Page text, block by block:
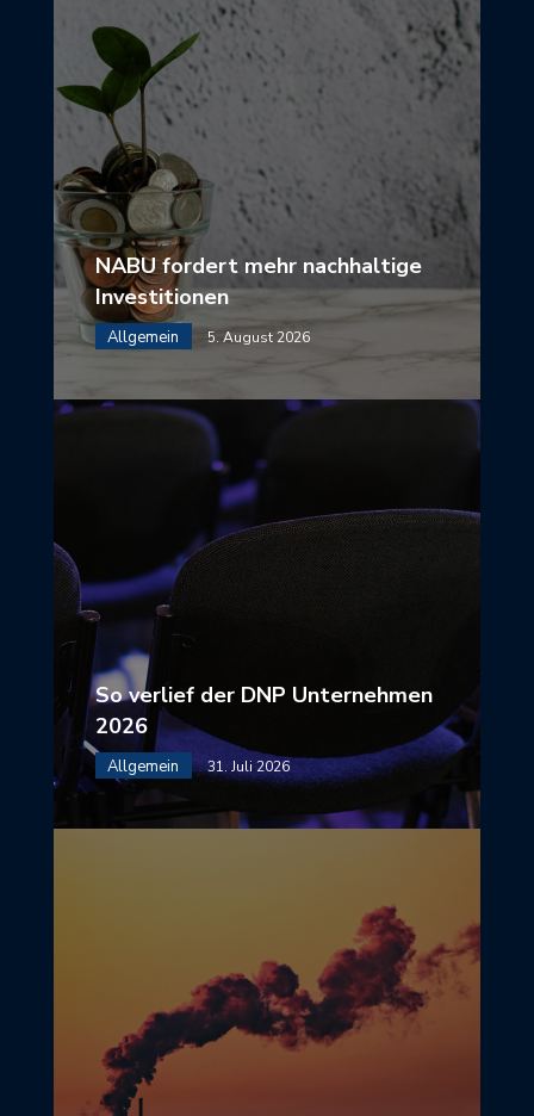
NABU fordert mehr nachhaltige
Investitionen
Allgemein 5. August 2026
So verlief der DNP Unternehmen
2026
Allgemein 31. Juli 2026